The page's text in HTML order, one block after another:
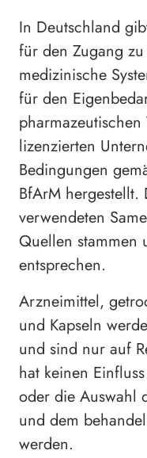
In Deutschland
für den Zugang
medizinische
für den
lizenzierten
Bedingungen
BfArM
verwendeten
Quellen stammen
entsprechen.
Arzneimittel,
und Kapseln
und sind nur auf
hat keinen
oder die Auswahl
und dem
werden.